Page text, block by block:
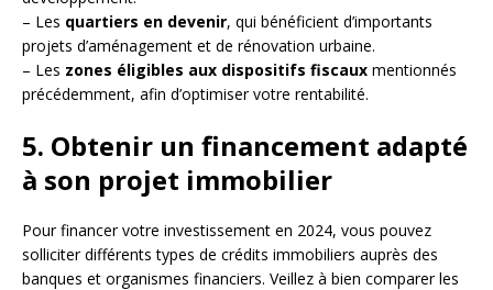
– Les quartiers en devenir, qui bénéficient d’importants
projets d’aménagement et de rénovation urbaine.
– Les zones éligibles aux dispositifs fiscaux mentionnés
précédemment, afin d’optimiser votre rentabilité.
5. Obtenir un financement adapté
à son projet immobilier
Pour financer votre investissement en 2024, vous pouvez
solliciter différents types de crédits immobiliers auprès des
banques et organismes financiers. Veillez à bien comparer les